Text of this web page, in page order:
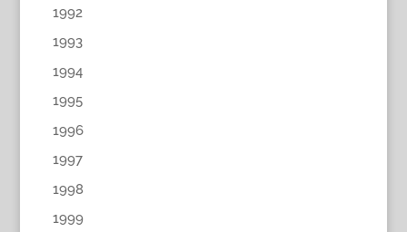
1992
1993
1994
1995
1996
1997
1998
1999